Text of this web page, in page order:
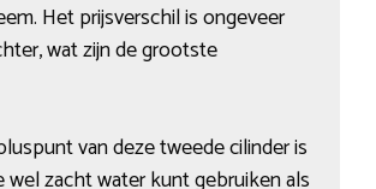
Het prijsverschil is ongeveer
wat zijn de grootste
van deze tweede cilinder is
wel zacht water kunt gebruiken als